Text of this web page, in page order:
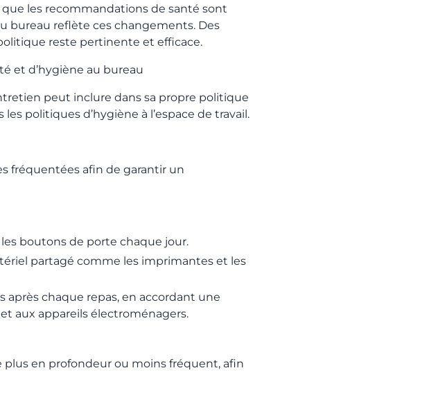
les recommandations de santé sont
bureau reflète ces changements. Des
reste pertinente et efficace.
et d’hygiène au bureau
peut inclure dans sa propre politique
politiques d’hygiène à l’espace de travail.
fréquentées afin de garantir un
boutons de porte chaque jour.
partagé comme les imprimantes et les
après chaque repas, en accordant une
aux appareils électroménagers.
en profondeur ou moins fréquent, afin